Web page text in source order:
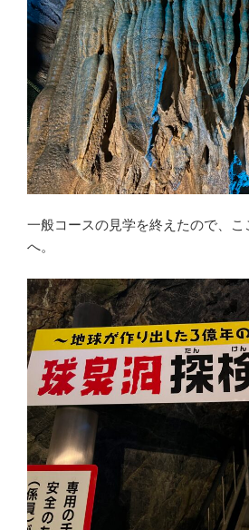
一般コースの見学を終えたので、こ
へ。